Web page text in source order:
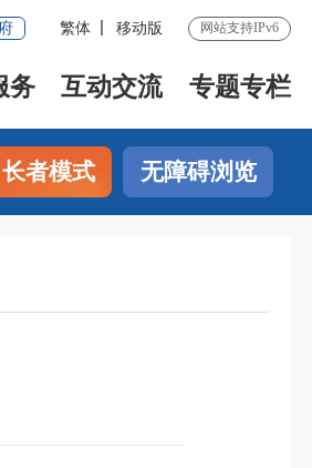
繁体 移动版 网站支持IPv6
务 互动交流 专题专栏
长者模式 无障碍浏览